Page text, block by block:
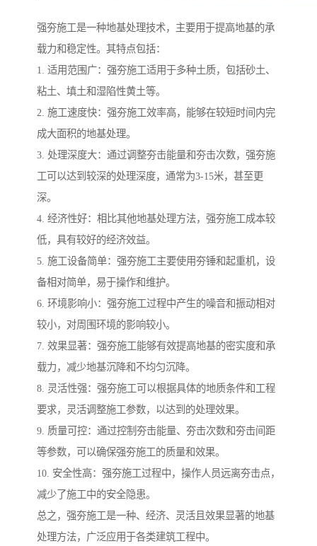
强夯施工是一种地基处理技术，主要用于提高地基的承
载力和稳定性。其特点包括：
1. 适用范围广：强夯施工适用于多种土质，包括砂土、
粘土、填土和湿陷性黄土等。
2. 施工速度快：强夯施工效率高，能够在较短时间内完
成大面积的地基处理。
3. 处理深度大：通过调整夯击能量和夯击次数，强夯施
工可以达到较深的处理深度，通常为3-15米，甚至更
深。
4. 经济性好：相比其他地基处理方法，强夯施工成本较
低，具有较好的经济效益。
5. 施工设备简单：强夯施工主要使用夯锤和起重机，设
备相对简单，易于操作和维护。
6. 环境影响小：强夯施工过程中产生的噪音和振动相对
较小，对周围环境的影响较小。
7. 效果显著：强夯施工能够有效提高地基的密实度和承
载力，减少地基沉降和不均匀沉降。
8. 灵活性强：强夯施工可以根据具体的地质条件和工程
要求，灵活调整施工参数，以达到的处理效果。
9. 质量可控：通过控制夯击能量、夯击次数和夯击间距
等参数，可以确保强夯施工的质量和效果。
10. 安全性高：强夯施工过程中，操作人员远离夯击点，
减少了施工中的安全隐患。
总之，强夯施工是一种、经济、灵活且效果显著的地基
处理方法，广泛应用于各类建筑工程中。